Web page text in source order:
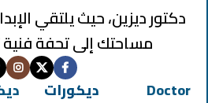
دكتور ديزين، حيث يلتقي
مساحتك إلى تحفة
Doctor ديكورات